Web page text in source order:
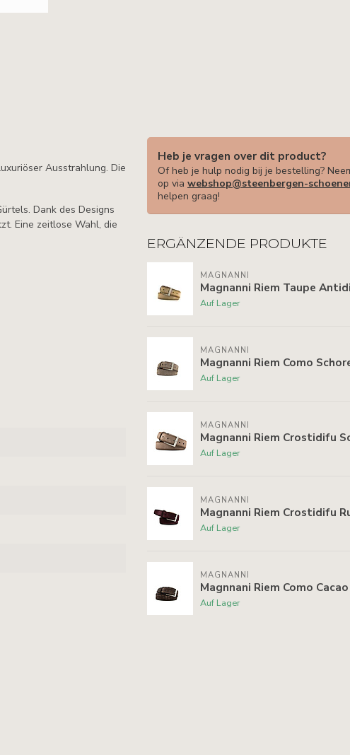
Ausstrahlung. Die
Dank des Designs
Eine zeitlose Wahl, die
Heb je vragen over dit product?
Of heb je hulp nodig bij je bestelling?
op via webshop@steenbergen-
helpen graag!
ERGÄNZENDE PRODUKTE
MAGNANNI
Magnanni Riem Taupe
Auf Lager
MAGNANNI
Magnanni Riem Como
Auf Lager
MAGNANNI
Magnanni Riem Crostidifu
Auf Lager
MAGNANNI
Magnanni Riem Crostidifu
Auf Lager
MAGNANNI
Magnnani Riem Como Cacao
Auf Lager